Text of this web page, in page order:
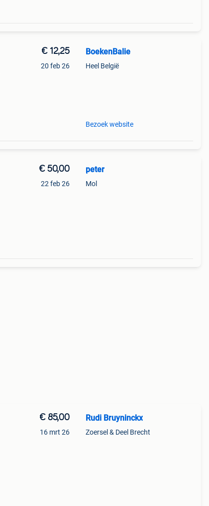
€ 12,25
20 feb 26
BoekenBalie
Heel België
Bezoek website
€ 50,00
22 feb 26
peter
Mol
€ 85,00
16 mrt 26
Rudi Bruyninckx
Zoersel & Deel Brecht